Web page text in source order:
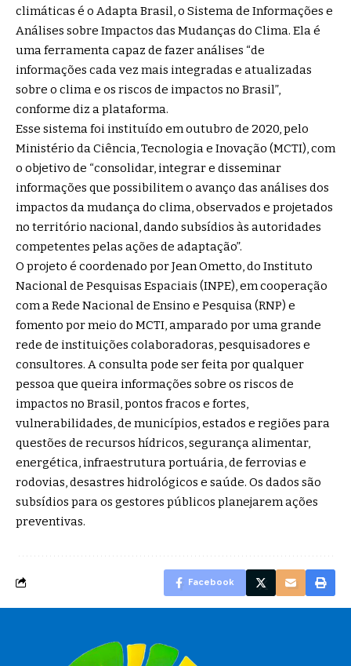
climáticas é o Adapta Brasil, o Sistema de Informações e
Análises sobre Impactos das Mudanças do Clima. Ela é
uma ferramenta capaz de fazer análises “de
informações cada vez mais integradas e atualizadas
sobre o clima e os riscos de impactos no Brasil”,
conforme diz a plataforma.
Esse sistema foi instituído em outubro de 2020, pelo
Ministério da Ciência, Tecnologia e Inovação (MCTI), com
o objetivo de “consolidar, integrar e disseminar
informações que possibilitem o avanço das análises dos
impactos da mudança do clima, observados e projetados
no território nacional, dando subsídios às autoridades
competentes pelas ações de adaptação”.
O projeto é coordenado por Jean Ometto, do Instituto
Nacional de Pesquisas Espaciais (INPE), em cooperação
com a Rede Nacional de Ensino e Pesquisa (RNP) e
fomento por meio do MCTI, amparado por uma grande
rede de instituições colaboradoras, pesquisadores e
consultores. A consulta pode ser feita por qualquer
pessoa que queira informações sobre os riscos de
impactos no Brasil, pontos fracos e fortes,
vulnerabilidades, de municípios, estados e regiões para
questões de recursos hídricos, segurança alimentar,
energética, infraestrutura portuária, de ferrovias e
rodovias, desastres hidrológicos e saúde. Os dados são
subsídios para os gestores públicos planejarem ações
preventivas.
Facebook